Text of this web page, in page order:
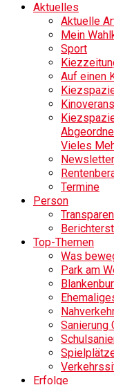
Aktuelles
Aktuelle
Mein
Sport
Auf einen
Vieles
Newsletter
Termine
Person
Top-Themen
Was
Park am
Sanierung
Erfolge